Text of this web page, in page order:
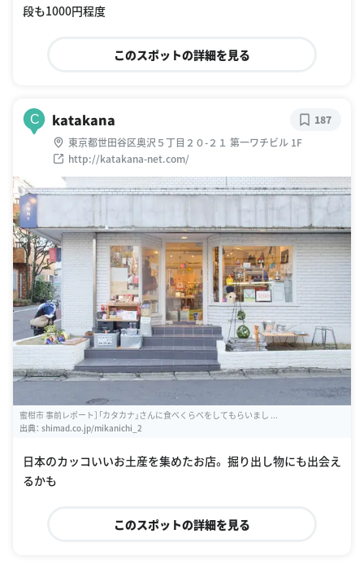
段も1000円程度
このスポットの詳細を見る
C katakana
東京都世田谷区奥沢５丁目２０-２１ 第一ワチビル 1F
http://katakana-net.com/
187
蜜柑市 事前レポート］「カタカナ」さんに食べくらべをしてもらいまし ...
出典： shimad.co.jp/mikanichi_2
日本のカッコいいお土産を集めたお店。 掘り出し物にも出会え
るかも
このスポットの詳細を見る